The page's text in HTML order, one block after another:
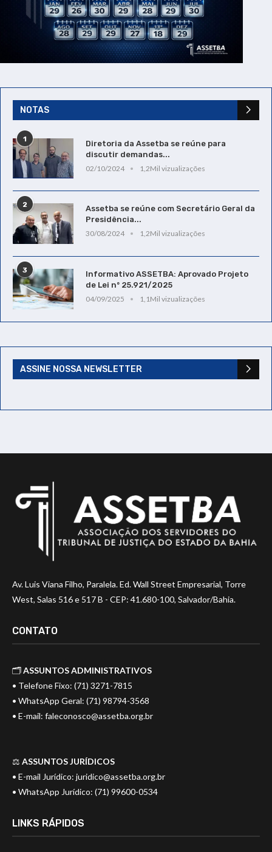
NOTAS
1
Diretoria da Assetba se reúne para
discutir demandas...
02/10/2024
1,2Mil vizualizações
2
Assetba se reúne com Secretário Geral da
Presidência...
30/08/2024
1,2Mil vizualizações
3
Informativo ASSETBA: Aprovado Projeto
de Lei nº 25.921/2025
04/09/2025
1,1Mil vizualizações
ASSINE NOSSA NEWSLETTER
Av. Luis Viana Filho, Paralela. Ed. Wall Street Empresarial, Torre
West, Salas 516 e 517 B - CEP: 41.680-100, Salvador/Bahia.
CONTATO
🗂️ASSUNTOS ADMINISTRATIVOS
• Telefone Fixo: (71) 3271-7815
• WhatsApp Geral: (71) 98794-3568
• E-mail: faleconosco@assetba.org.br
⚖️ ASSUNTOS JURÍDICOS
• E-mail Jurídico: juridico@assetba.org.br
• WhatsApp Jurídico: (71) 99600-0534
LINKS RÁPIDOS